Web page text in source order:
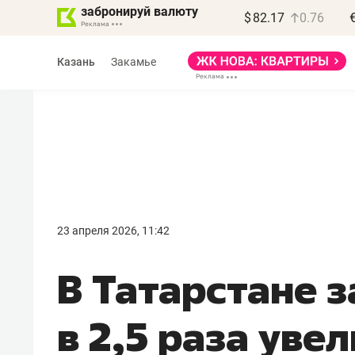
забронируй валюту $ 82.17 0.76
Казань Закамье
23 апреля 2026, 11:42
В Татарстане
в 2,5 раза
правил, бизнес может
потерять минимум